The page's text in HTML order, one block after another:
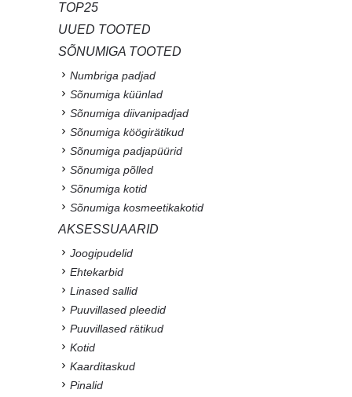
TOP25
UUED TOOTED
SÕNUMIGA TOOTED
Numbriga padjad
Sõnumiga küünlad
Sõnumiga diivanipadjad
Sõnumiga köögirätikud
Sõnumiga padjapüürid
Sõnumiga põlled
Sõnumiga kotid
Sõnumiga kosmeetikakotid
AKSESSUAARID
Joogipudelid
Ehtekarbid
Linased sallid
Puuvillased pleedid
Puuvillased rätikud
Kotid
Kaarditaskud
Pinalid